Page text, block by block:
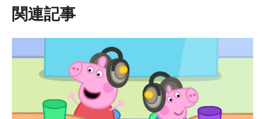
類似投稿